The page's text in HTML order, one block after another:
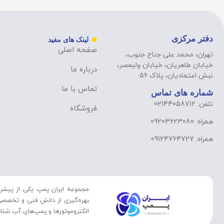
دفتر مرکزی
تهران، محمد علی جناح جنوب،
خیابان طاهریان، خیابان ولیعصر،
نبش اعتمادیان، پلاک 56
شماره های تماس
تلفن: 02144058712
همراه: 09203623080
همراه: 09124764727
لینک های مفید
صفحه اصلی
درباره ما
تماس با ما
فروشگاه
مجموعه ایران پمپ یکی از
بهره‌گیری از دانش فنی و تخصصی
الکتروموتورها و پمپ‌های آب